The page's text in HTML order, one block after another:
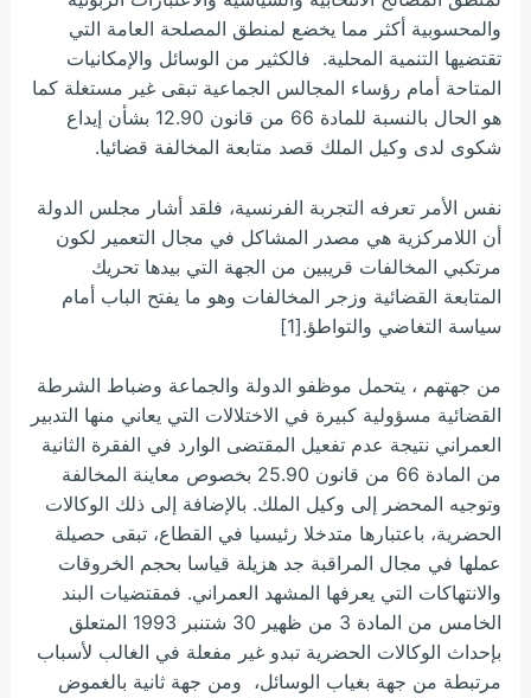
والمحسوبية أكثر مما يخضع لمنطق المصلحة العامة التي
تقتضيها التنمية المحلية. فالكثير من الوسائل والإمكانيات
المتاحة أمام رؤساء المجالس الجماعية تبقى غير مستغلة كما
هو الحال بالنسبة للمادة 66 من قانون 12.90 بشأن إيداع
شكوى لدى وكيل الملك قصد متابعة المخالفة قضائيا.
نفس الأمر تعرفه التجربة الفرنسية، فلقد أشار مجلس الدولة
أن اللامركزية هي مصدر المشاكل في مجال التعمير لكون
مرتكبي المخالفات قريبين من الجهة التي بيدها تحريك
المتابعة القضائية وزجر المخالفات وهو ما يفتح الباب أمام
سياسة التغاضي والتواطؤ.[1]
من جهتهم ، يتحمل موظفو الدولة والجماعة وضباط الشرطة
القضائية مسؤولية كبيرة في الاختلالات التي يعاني منها التدبير
العمراني نتيجة عدم تفعيل المقتضى الوارد في الفقرة الثانية
من المادة 66 من
قانون 25.90 بخصوص معاينة المخالفة
وتوجيه المحضر إلى وكيل الملك. بالإضافة إلى ذلك الوكالات
الحضرية، باعتبارها متدخلا رئيسيا في القطاع، تبقى حصيلة
عملها في مجال المراقبة جد هزيلة قياسا بحجم الخروقات
والانتهاكات التي يعرفها المشهد العمراني. فمقتضيات البند
الخامس من المادة 3 من ظهير 30 شتنبر 1993 المتعلق
بإحداث الوكالات الحضرية تبدو غير مفعلة في الغالب لأسباب
مرتبطة من جهة بغياب الوسائل، ومن جهة ثانية بالغموض